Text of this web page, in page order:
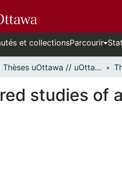
et collectionsParcourir
Thèses uOttawa // uOttawa Theses
studies of